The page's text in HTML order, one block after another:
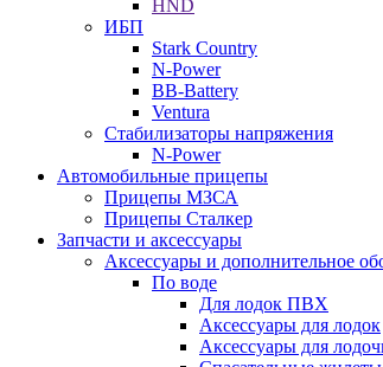
HND
ИБП
Stark Country
N-Power
BB-Battery
Ventura
Стабилизаторы напряжения
N-Power
Автомобильные прицепы
Прицепы МЗСА
Прицепы Сталкер
Запчасти и аксессуары
Аксессуары и дополнительное
По воде
Для лодок ПВХ
Аксессуары для лодок
Аксессуары для